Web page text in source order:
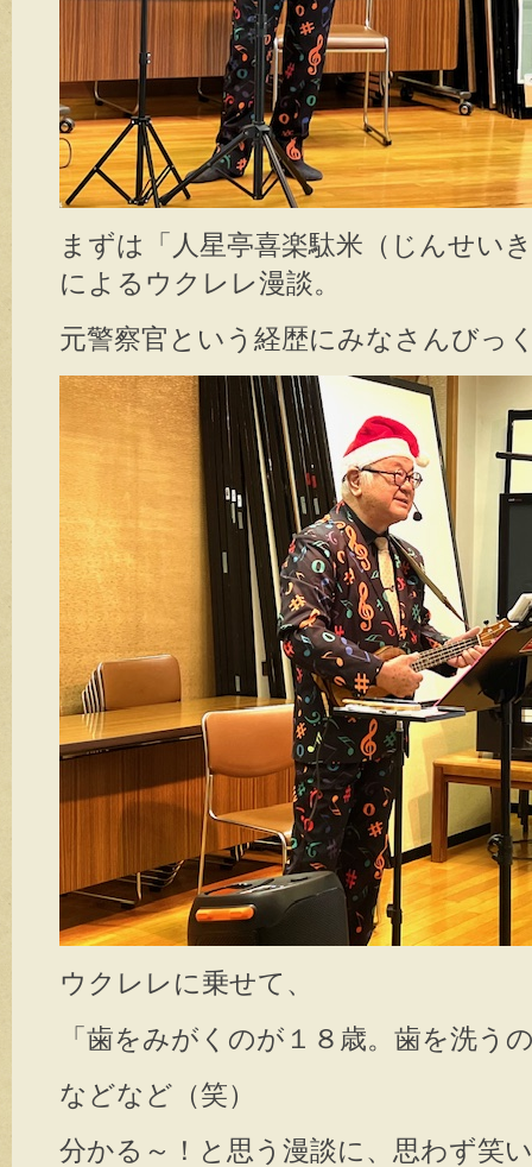
まずは「人星亭喜楽駄米（じんせい
によるウクレレ漫談。
元警察官という経歴にみなさんびっ
ウクレレに乗せて、
「歯をみがくのが１８歳。歯を洗う
などなど（笑）
分かる～！と思う漫談に、思わず笑